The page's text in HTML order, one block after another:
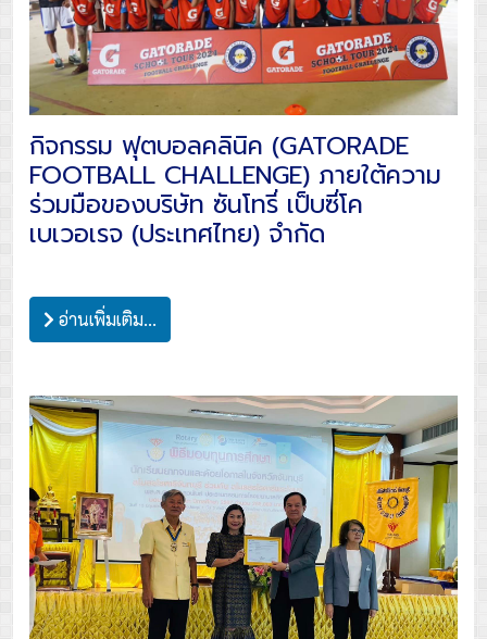
กิจกรรม ฟุตบอลคลินิค (GATORADE
FOOTBALL CHALLENGE) ภายใต้ความ
ร่วมมือของบริษัท ซันโทรี่ เป็บซี่โค
เบเวอเรจ (ประเทศไทย) จำกัด
อ่านเพิ่มเติม...